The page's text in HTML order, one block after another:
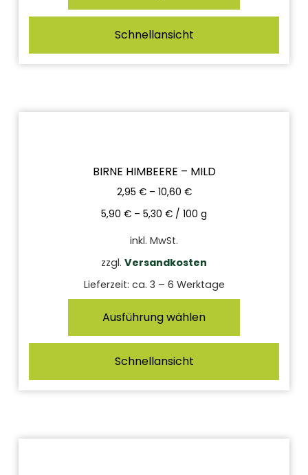
Schnellansicht
BIRNE HIMBEERE – MILD
2,95 €– 10,60 €
5,90 € – 5,30 € / 100 g
inkl. MwSt.
zzgl. Versandkosten
Lieferzeit: ca. 3 – 6 Werktage
Ausführung wählen
Schnellansicht